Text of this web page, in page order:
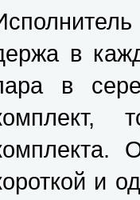
в
в
и